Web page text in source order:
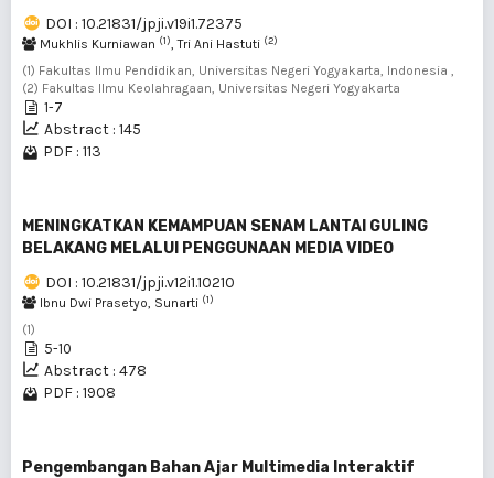
DOI : 10.21831/jpji.v19i1.72375
Mukhlis Kurniawan (1), Tri Ani Hastuti (2)
(1) Fakultas Ilmu Pendidikan, Universitas Negeri Yogyakarta, Indonesia ,
(2) Fakultas Ilmu Keolahragaan, Universitas Negeri Yogyakarta
1-7
Abstract : 145
PDF : 113
MENINGKATKAN KEMAMPUAN SENAM LANTAI GULING
BELAKANG MELALUI PENGGUNAAN MEDIA VIDEO
DOI : 10.21831/jpji.v12i1.10210
Ibnu Dwi Prasetyo, Sunarti (1)
(1)
5-10
Abstract : 478
PDF : 1908
Pengembangan Bahan Ajar Multimedia Interaktif